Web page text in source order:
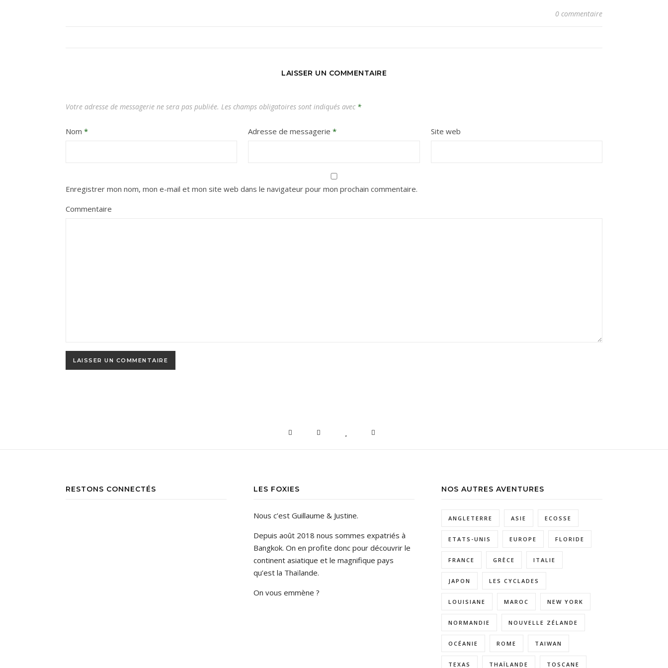
0 commentaire
LAISSER UN COMMENTAIRE
Votre adresse de messagerie ne sera pas publiée. Les champs obligatoires sont indiqués avec *
Nom * Adresse de messagerie* Site web
Enregistrer mon nom, mon e-mail et mon site web dans le navigateur pour mon prochain commentaire.
Commentaire
RESTONS CONNECTÉS LES FOXIES
Nous c’est Guillaume & Justine.
Depuis août 2018 nous sommes expatriés à
Bangkok. On en profite donc pour découvrir le
continent asiatique et le magnifique pays
qu’est la Thaïlande.
On vous emmène ?
NOS AUTRES AVENTURES
ANGLETERRE ASIE ECOSSE
ETATS-UNIS EUROPE FLORIDE
FRANCE GRÈCE ITALIE
JAPON LES CYCLADES
LOUISIANE MAROC NEW YORK
NORMANDIE NOUVELLE ZÉLANDE
OCÉANIE ROME TAIWAN
TEXAS THAÏLANDE TOSCANE